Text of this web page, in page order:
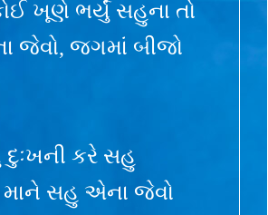
ખૂણે ભર્યું સહુના તો
જેવો, જગમાં બીજો
કરે સહુ
માને સહુ એના જેવો